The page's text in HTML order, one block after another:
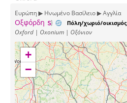
Ευρώπη ▶ Ηνωμένο Βασίλειο ▶ Αγγλία
Οξφόρδη Πόλη/χωριό/οικισμός
Oxford | Oxonium | Οξόνιον
+
−